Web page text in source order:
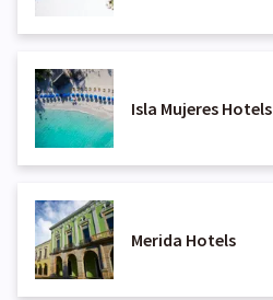
Isla Mujeres Hotels
Merida Hotels